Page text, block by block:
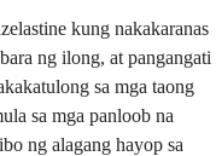
kung nakakaranas
ng ilong, at pangangati
sa mga taong
sa mga panloob na
ng alagang hayop sa